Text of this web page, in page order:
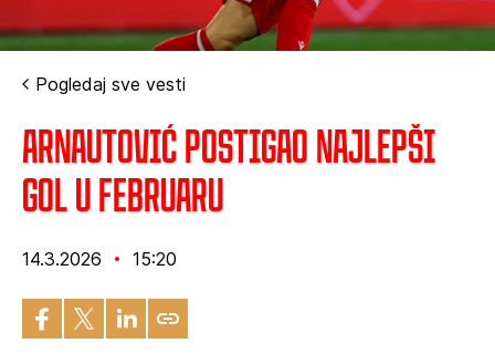
Pogledaj sve vesti
Arnautović postigao najlepši
gol u februaru
14.3.2026 15:20